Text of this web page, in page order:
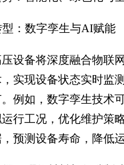
型：数字孪生与AI赋能
设备将深度融合物联
实现设备状态实时监
例如，数字孪生技术
行工况，优化维护策
预测设备寿命，降低运